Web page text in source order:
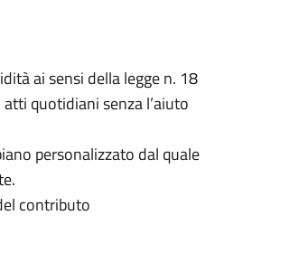
ai sensi della legge n. 18
quotidiani senza l’aiuto
personalizzato dal quale
contributo